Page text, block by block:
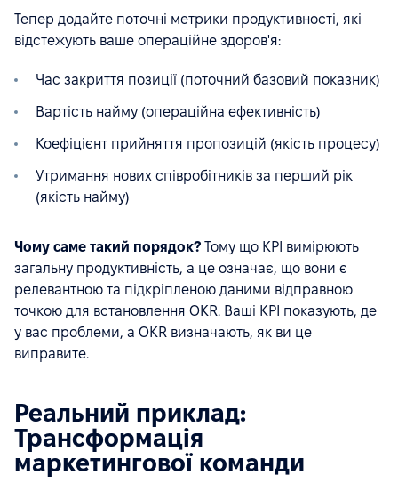
Тепер додайте поточні метрики продуктивності, які
відстежують ваше операційне здоров'я:
Час закриття позиції (поточний базовий показник)
Вартість найму (операційна ефективність)
Коефіцієнт прийняття пропозицій (якість процесу)
Утримання нових співробітників за перший рік
(якість найму)
Чому саме такий порядок? Тому що KPI вимірюють
загальну продуктивність, а це означає, що вони є
релевантною та підкріпленою даними відправною
точкою для встановлення OKR. Ваші KPI показують, де
у вас проблеми, а OKR визначають, як ви це
виправите.
Реальний приклад:
Трансформація
маркетингової команди